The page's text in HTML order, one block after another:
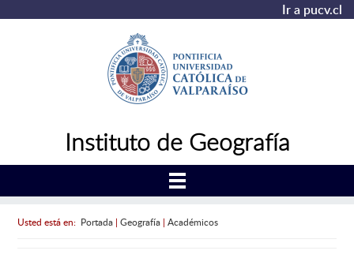
Ir a pucv.cl
Instituto de Geografía
Usted está en: Portada| Geografía| Académicos